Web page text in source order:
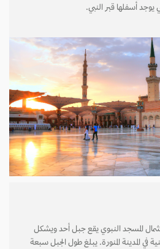
أسفلها قبر النبي.
المسجد النبوي يقع جبل أحد ويشكل
في المدينة المنورة. يبلغ طول الجبل سبعة